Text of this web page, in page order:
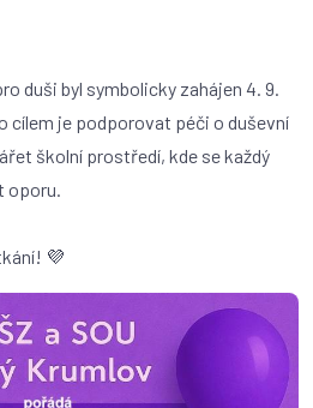
duši byl symbolicky zahájen 4. 9.
cílem je podporovat péči o duševní
školní prostředí, kde se každý
oporu.
💜